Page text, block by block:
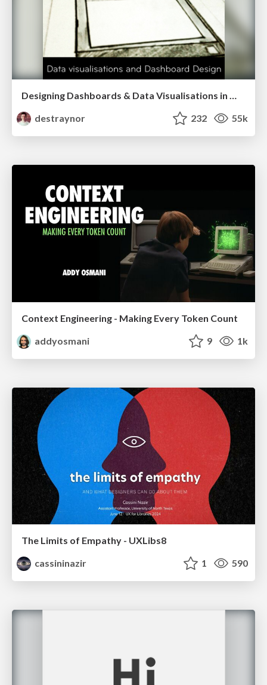
Designing Dashboards & Data Visualisations in Web Apps
destraynor
232 55k
Context Engineering - Making Every Token Count
addyosmani
9 1k
The Limits of Empathy - UXLibs8
cassininazir
1 590